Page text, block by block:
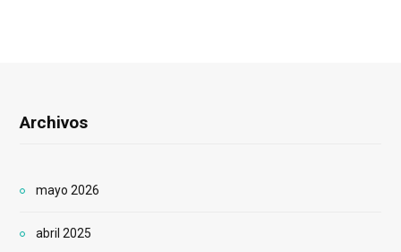
Archivos
mayo 2026
abril 2025